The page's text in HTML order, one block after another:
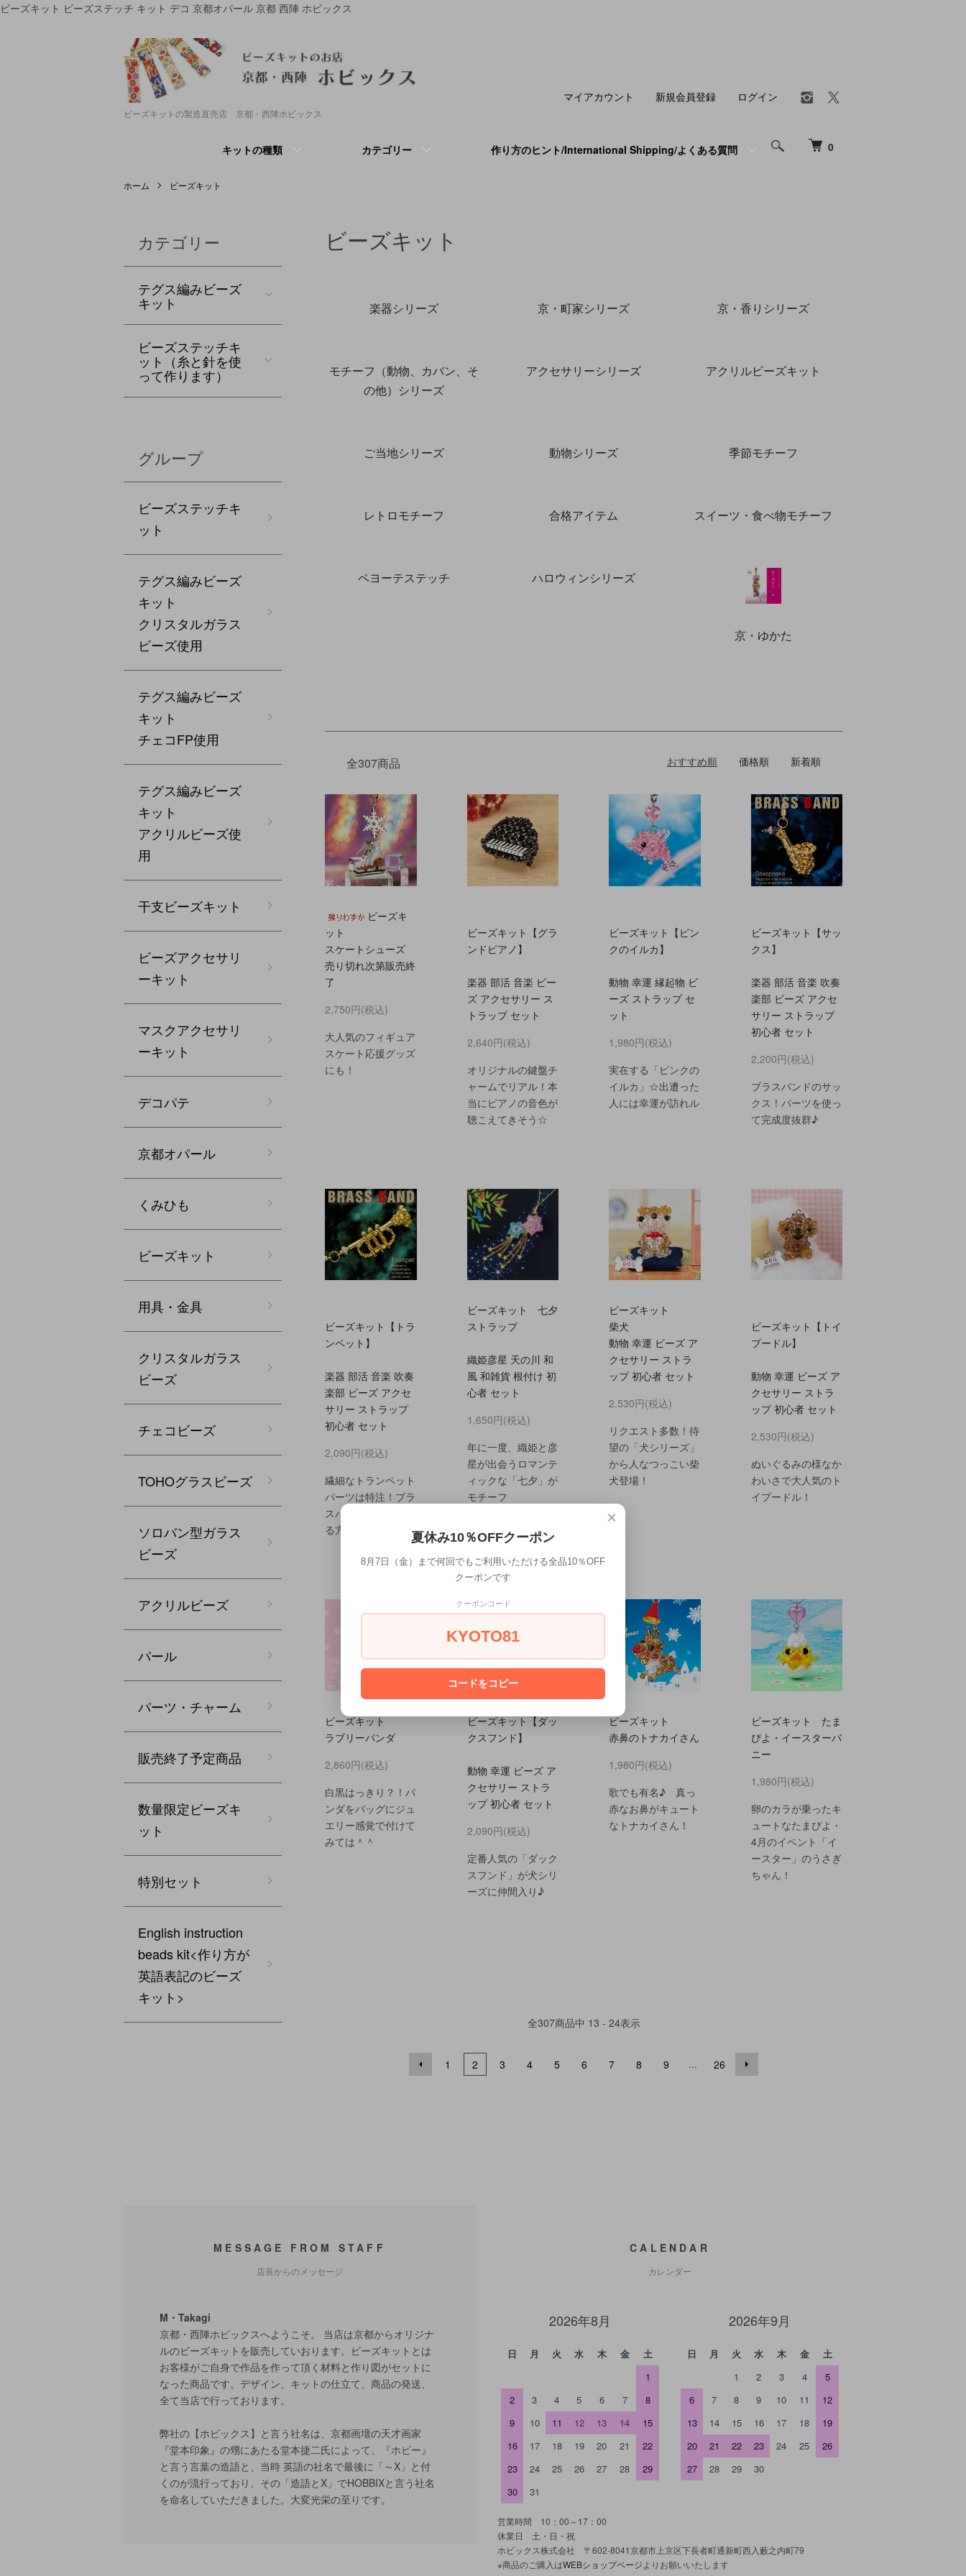
ビーズキット ビーズステッチ キット デコ 京都オパール 京都 西陣 ホビックス
ビーズキットの製造直売店 京都・西陣ホビックス
0
キットの種類 カテゴリー 作り方のヒント/International Shipping/よくある質問
マイアカウント 新規会員登録 ログイン
ホーム ビーズキット
ビーズキット
楽器シリーズ
京・町家シリーズ 京・香りシリーズ
モチーフ（動物、カバン、そ
の他）シリーズ
アクセサリーシリーズ アクリルビーズキット
ご当地シリーズ 動物シリーズ 季節モチーフ
レトロモチーフ 合格アイテム スイーツ・食べ物モチーフ
ペヨーテステッチ ハロウィンシリーズ
京・ゆかた
全307商品 おすすめ順 価格順 新着順
ビーズキ
ット
スケートシューズ
売り切れ次第販売終
了
2,750円(税込)
大人気のフィギュア
スケート応援グッズ
にも！
ビーズキット【グラ
ンドピアノ】
楽器 部活 音楽 ビー
ズ アクセサリー ス
トラップ セット
2,640円(税込)
オリジナルの鍵盤チ
ャームでリアル！本
当にピアノの音色が
聴こえてきそう☆
ビーズキット【ピン
クのイルカ】
動物 幸運 縁起物 ビ
ーズ ストラップ セ
ット
1,980円(税込)
実在する「ピンクの
イルカ」☆出遭った
人には幸運が訪れル
ビーズキット【サッ
クス】
楽器 部活 音楽 吹奏
楽部 ビーズ アクセ
サリー ストラップ
初心者 セット
2,200円(税込)
ブラスバンドのサッ
クス！パーツを使っ
て完成度抜群♪
ビーズキット【トラ
ンペット】
楽器 部活 音楽 吹奏
楽部 ビーズ アクセ
サリー ストラップ
初心者 セット
2,090円(税込)
繊細なトランペット
パーツは特注！ブラ
スバンドをやってい
る方にオススメ☆
ビーズキット 七夕
ストラップ
織姫彦星 天の川 和
風 和雑貨 根付け 初
心者 セット
1,650円(税込)
年に一度、織姫と彦
星が出会うロマンテ
ィックな「七夕」が
モチーフ
ビーズキット
柴犬
動物 幸運 ビーズ ア
クセサリー ストラ
ップ 初心者 セット
2,530円(税込)
リクエスト多数！待
望の「犬シリーズ」
から人なつっこい柴
犬登場！
ビーズキット【トイ
プードル】
動物 幸運 ビーズ ア
クセサリー ストラ
ップ 初心者 セット
2,530円(税込)
ぬいぐるみの様なか
わいさで大人気のト
イプードル！
ビーズキット
ラブリーパンダ
2,860円(税込)
白黒はっきり？！パ
ンダをバッグにジュ
エリー感覚で付けて
みては＾＾
ビーズキット【ダッ
クスフンド】
動物 幸運 ビーズ ア
クセサリー ストラ
ップ 初心者 セット
2,090円(税込)
定番人気の「ダック
スフンド」が犬シリ
ーズに仲間入り♪
ビーズキット
赤鼻のトナカイさん
1,980円(税込)
歌でも有名♪ 真っ
赤なお鼻がキュート
なトナカイさん！
ビーズキット たま
ぴよ・イースターバ
ニー
1,980円(税込)
卵のカラが乗ったキ
ュートなたまぴよ・
4月のイベント「イ
ースター」のうさぎ
ちゃん！
全307商品中 13 - 24表示
1 2 3 4 5 6 7 8 9 ... 26
カテゴリー
テグス編みビーズ
キット
ビーズステッチキ
ット（糸と針を使
って作ります）
グループ
ビーズステッチキ
ット
テグス編みビーズ
キット
クリスタルガラス
ビーズ使用
テグス編みビーズ
キット
チェコFP使用
テグス編みビーズ
キット
アクリルビーズ使
用
干支ビーズキット
ビーズアクセサリ
ーキット
マスクアクセサリ
ーキット
デコパテ
京都オパール
くみひも
ビーズキット
用具・金具
クリスタルガラス
ビーズ
チェコビーズ
TOHOグラスビーズ
ソロバン型ガラス
ビーズ
アクリルビーズ
パール
パーツ・チャーム
販売終了予定商品
数量限定ビーズキ
ット
特別セット
English instruction
beads kit<作り方が
英語表記のビーズ
キット>
MESSAGE FROM STAFF
店長からのメッセージ
M・Takagi
京都・西陣ホビックスへようこそ。 当店は京都からオリジナ
ルのビーズキットを販売していおります。ビーズキットとは
お客様がご自身で作品を作って頂く材料と作り図がセットに
なった商品です。デザイン、キットの仕立て、商品の発送、
全て当店で行っております。
弊社の【ホビックス】と言う社名は、京都画壇の天才画家
『堂本印象』の甥にあたる堂本捷二氏によって、『ホビー』
と言う言葉の造語と、当時 英語の社名で最後に「～X」と付
くのが流行っており、その「造語とX」でHOBBIXと言う社名
を命名していただきました。大変光栄の至りです。
CALENDAR
カレンダー
2026年8月
日 月 火 水 木 金
土
1
2
3 4 5 6 7
8
9
10 11 12 13 14
15
16
17 18 19 20 21
22
23
24 25 26 27 28
29
30
31
2026年9月
日 月 火 水 木 金
土
1
2 3 4
5
6
7 8 9 10 11
12
13
14 15 16 17 18
19
20
21 22 23 24 25
26
27
28 29 30
営業時間 10：00～17：00
休業日 土・日・祝
ホビックス株式会社 〒602-8041京都市上京区下長者町通新町西入藪之内町79
※商品のご購入はWEBショップページよりお願いいたします
×
夏休み10％OFFクーポン
8月7日（金）まで何回でもご利用いただける全品10％OFF
クーポンです
クーポンコード
KYOTO81
コードをコピー